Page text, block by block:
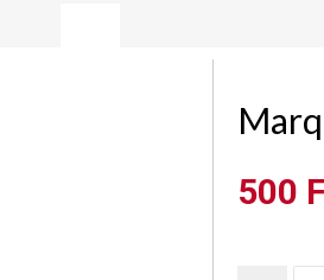
500